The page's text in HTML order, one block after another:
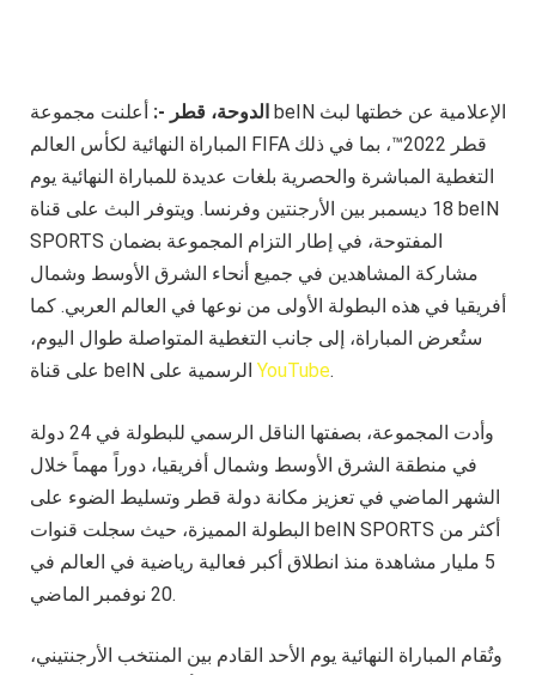
الدوحة، قطر -: أعلنت مجموعة beIN الإعلامية عن خطتها لبث
المباراة النهائية لكأس العالم FIFA قطر 2022™، بما في ذلك
التغطية المباشرة والحصرية بلغات عديدة للمباراة النهائية يوم
18 ديسمبر بين الأرجنتين وفرنسا. ويتوفر البث على قناة beIN
SPORTS المفتوحة، في إطار التزام المجموعة بضمان
مشاركة المشاهدين في جميع أنحاء الشرق الأوسط وشمال
أفريقيا في هذه البطولة الأولى من نوعها في العالم العربي. كما
ستُعرض المباراة، إلى جانب التغطية المتواصلة طوال اليوم،
YouTube.
وأدت المجموعة، بصفتها الناقل الرسمي للبطولة في 24 دولة
في منطقة الشرق الأوسط وشمال أفريقيا، دوراً مهماً خلال
الشهر الماضي في تعزيز مكانة دولة قطر وتسليط الضوء على
البطولة المميزة، حيث سجلت قنوات beIN SPORTS أكثر من
5 مليار مشاهدة منذ انطلاق أكبر فعالية رياضية في العالم في
20 نوفمبر الماضي.
وتُقام المباراة النهائية يوم الأحد القادم بين المنتخب الأرجنتيني،